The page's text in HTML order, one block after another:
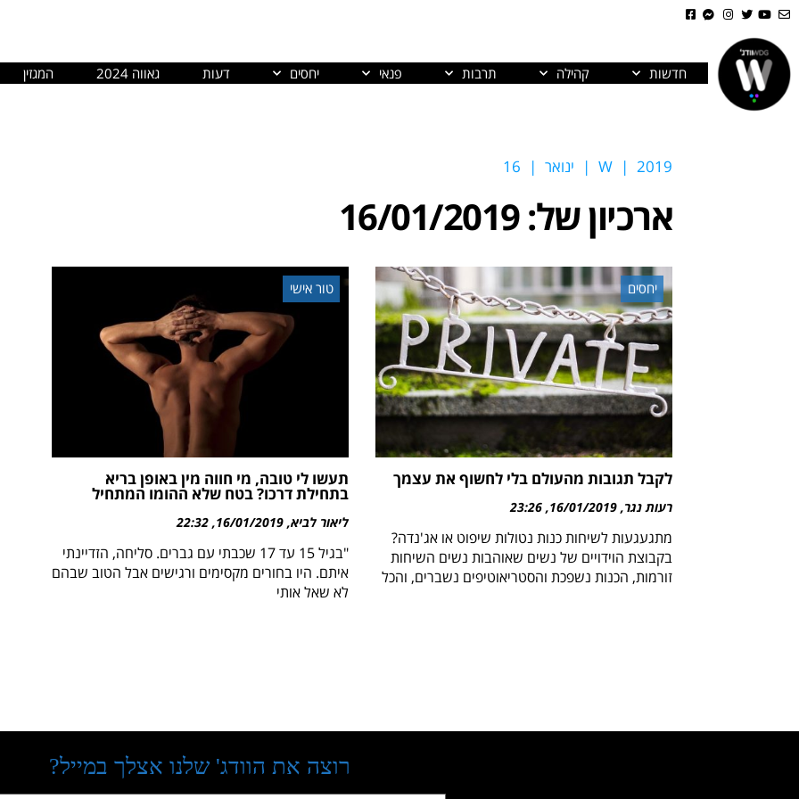
חדשות קהילה תרבות פנאי יחסים דעות גאווה 2024 המגזין
W | 2019
| ינואר |
16
ארכיון של:16/01/2019
יחסים
לקבל תגובות מהעולם בלי לחשוף את עצמך
רעות נגר 16/01/2019
23:26
מתגעגעות לשיחות כנות נטולות שיפוט או אג'נדה?
בקבוצת הוידויים של נשים שאוהבות נשים השיחות
זורמות, הכנות נשפכת והסטריאוטיפים נשברים, והכל
טור אישי
תעשו לי טובה, מי חווה מין באופן בריא
בתחילת דרכו? בטח שלא ההומו המתחיל
ליאור לביא 16/01/2019
22:32
"בגיל 15 עד 17 שכבתי עם גברים. סליחה, הזדיינתי
איתם. היו בחורים מקסימים ורגישים אבל הטוב שבהם
לא שאל אותי